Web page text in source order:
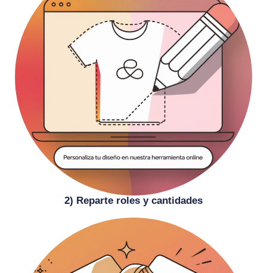
2) Reparte roles y cantidades